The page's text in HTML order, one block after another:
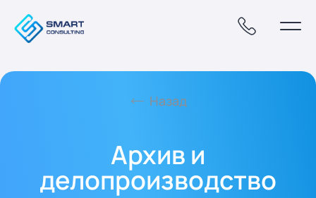
Назад
Архив и
делопроизводство